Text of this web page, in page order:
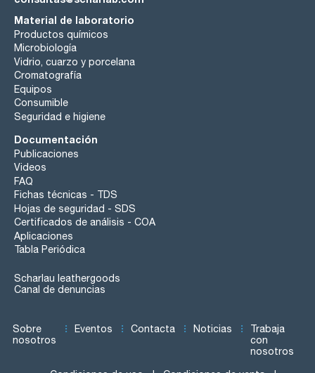
Material de laboratorio
Productos químicos
Microbiología
Vidrio, cuarzo y porcelana
Cromatografía
Equipos
Consumible
Seguridad e higiene
Documentación
Publicaciones
Videos
FAQ
Fichas técnicas - TDS
Hojas de seguridad - SDS
Certificados de análisis - COA
Aplicaciones
Tabla Periódica
Scharlau leathergoods
Canal de denuncias
Sobre
nosotros
Eventos Contacta Noticias
Trabaja
con
nosotros